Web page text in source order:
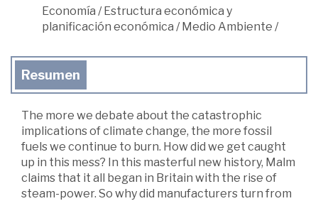
Economía /Estructura económica y
planificación económica /Medio Ambiente /
Resumen
The more we debate about the catastrophic
implications of climate change, the more fossil
fuels we continue to burn. How did we get caught
up in this mess? In this masterful new history, Malm
claims that it all began in Britain with the rise of
steam-power. So why did manufacturers turn from